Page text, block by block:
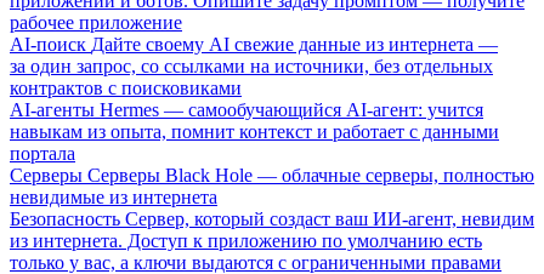
рабочее приложение
AI-поиск Дайте своему AI свежие данные из интернета —
за один запрос, со ссылками на источники, без отдельных
контрактов с поисковиками
AI-агенты Hermes — самообучающийся AI-агент: учится
навыкам из опыта, помнит контекст и работает с данными
портала
Серверы Серверы Black Hole — облачные серверы, полностью
невидимые из интернета
Безопасность Сервер, который создаст ваш ИИ-агент, невидим
из интернета. Доступ к приложению по умолчанию есть
только у вас, а ключи выдаются с ограниченными правами